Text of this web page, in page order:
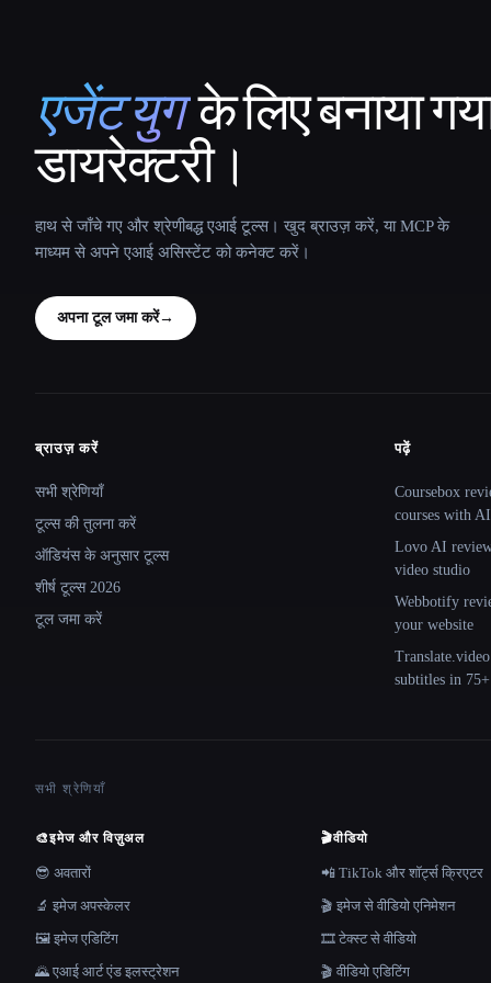
That AI Collection
एजेंट युग के लिए बनाया
डायरेक्टरी।
हाथ से जाँचे गए और श्रेणीबद्ध एआई टूल्स। खुद ब्राउज़ करें, या MCP के
माध्यम से अपने एआई असिस्टेंट को कनेक्ट करें।
अपना टूल जमा करें→
Site navigation
ब्राउज़ करें
सभी श्रेणियाँ
टूल्स की तुलना करें
ऑडियंस के अनुसार टूल्स
शीर्ष टूल्स 2026
टूल जमा करें
पढ़ें
Coursebox
courses with AI
Lovo AI
video studio
Webbotify
your website
subtitles in 75+
सभी श्रेणियाँ
🎨इमेज और विज़ुअल
😎 अवतारों
🔬 इमेज अपस्केलर
🖼️ इमेज एडिटिंग
🌄 एआई आर्ट एंड इलस्ट्रेशन
🎬वीडियो
📲 TikTok और शॉर्ट्स क्रिएटर
🎬 इमेज से वीडियो एनिमेशन
🎞️ टेक्स्ट से वीडियो
🎬 वीडियो एडिटिंग